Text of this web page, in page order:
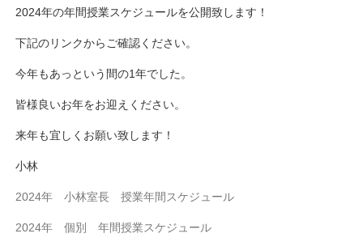
2024年の年間授業スケジュールを公開致します！
下記のリンクからご確認ください。
今年もあっという間の1年でした。
皆様良いお年をお迎えください。
来年も宜しくお願い致します！
小林
2024年 小林室長 授業年間スケジュール
2024年 個別 年間授業スケジュール